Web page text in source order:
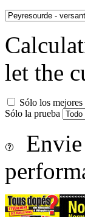
let the
Sólo los
Sólo la prueba